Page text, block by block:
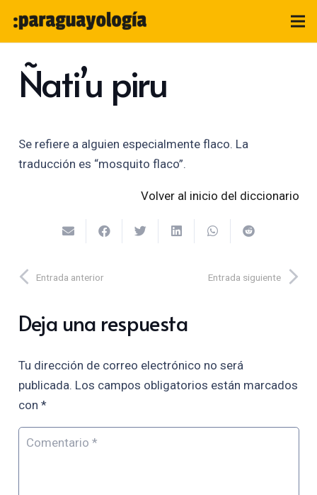
Ñati’u piru
Se refiere a alguien especialmente flaco. La
traducción es “mosquito flaco”.
Volver al inicio del diccionario
Entrada anterior Entrada siguiente
Deja una respuesta
Tu dirección de correo electrónico no será
publicada. Los campos obligatorios están marcados
con *